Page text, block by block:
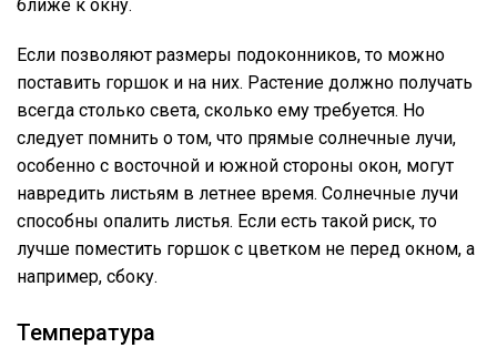
ближе к окну.
Если позволяют размеры подоконников, то можно
поставить горшок и на них. Растение должно получать
всегда столько света, сколько ему требуется. Но
следует помнить о том, что прямые солнечные лучи,
особенно с восточной и южной стороны окон, могут
навредить листьям в летнее время. Солнечные лучи
способны опалить листья. Если есть такой риск, то
лучше поместить горшок с цветком не перед окном, а
например, сбоку.
Температура